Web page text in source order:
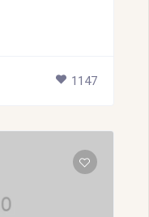
1147